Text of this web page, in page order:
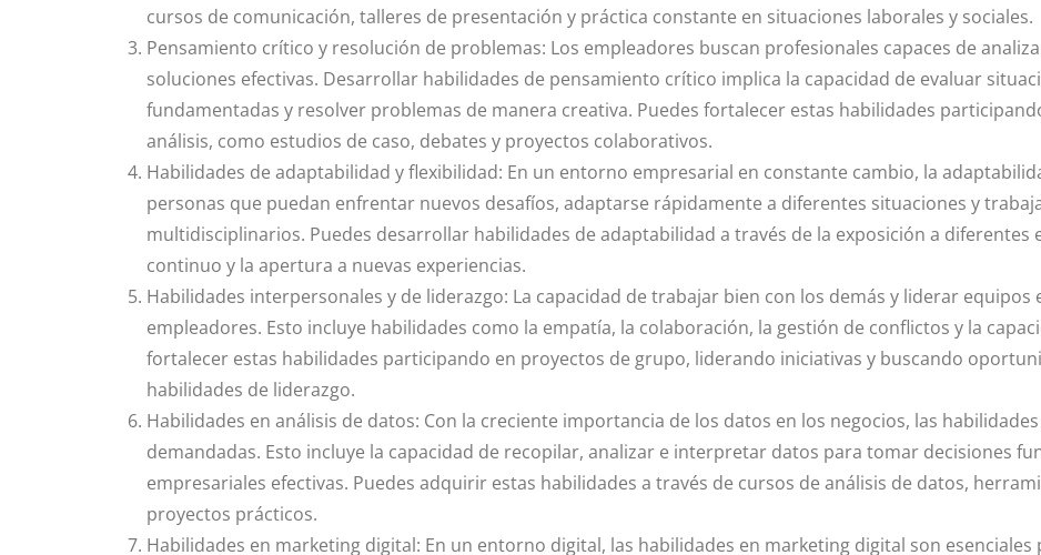
cursos de comunicación, talleres de presentación y práctica constante en situaciones laborales y sociales.
Pensamiento crítico y resolución de problemas: Los empleadores buscan profesionales capaces de
soluciones efectivas. Desarrollar habilidades de pensamiento crítico implica la capacidad de evaluar
fundamentadas y resolver problemas de manera creativa. Puedes fortalecer estas habilidades
análisis, como estudios de caso, debates y proyectos colaborativos.
Habilidades de adaptabilidad y flexibilidad: En un entorno empresarial en constante cambio, la
personas que puedan enfrentar nuevos desafíos, adaptarse rápidamente a diferentes situaciones y
multidisciplinarios. Puedes desarrollar habilidades de adaptabilidad a través de la exposición a diferentes
continuo y la apertura a nuevas experiencias.
Habilidades interpersonales y de liderazgo: La capacidad de trabajar bien con los demás y liderar
empleadores. Esto incluye habilidades como la empatía, la colaboración, la gestión de conflictos y la
fortalecer estas habilidades participando en proyectos de grupo, liderando iniciativas y buscando
habilidades de liderazgo.
Habilidades en análisis de datos: Con la creciente importancia de los datos en los negocios, las
demandadas. Esto incluye la capacidad de recopilar, analizar e interpretar datos para tomar decisiones
empresariales efectivas. Puedes adquirir estas habilidades a través de cursos de análisis de datos,
proyectos prácticos.
Habilidades en marketing digital: En un entorno digital, las habilidades en marketing digital son